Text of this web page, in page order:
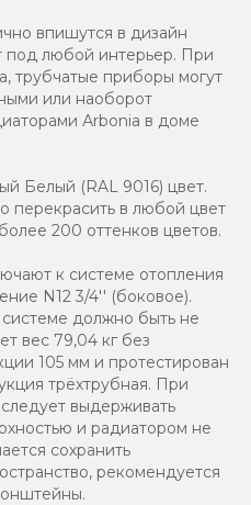
впишутся в дизайн
любой интерьер. При
трубчатые приборы могут
или наоборот
Аrbonia в доме
Белый (RAL 9016) цвет.
в любой цвет
200 оттенков цветов.
к системе отопления
N12 3/4'' (боковое).
должно быть не
вес 79,04 кг без
105 мм и протестирован
трёхтрубная. При
выдерживать
и радиатором не
сохранить
рекомендуется